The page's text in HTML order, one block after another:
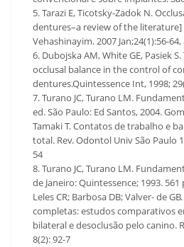
5. Tarazi E, Ticotsky-Zadok N.
dentures–a review of the literature]
Vehashinayim. 2007 Jan;24(1):56-64,
6. Dubojska AM, White GE, Pasiek
occlusal balance in the control of
dentures.Quintessence Int, 1998;
7. Turano JC, Turano LM.
ed. São Paulo: Ed Santos, 2004.
Tamaki T. Contatos de trabalho e
total. Rev. Odontol Univ São Paulo
54
8. Turano JC, Turano LM.
de Janeiro: Quintessence; 1993.
Leles CR; Barbosa DB; Valver- de
completas: estudos comparativos
bilateral e desoclusão pelo canino.
8(2): 92-7